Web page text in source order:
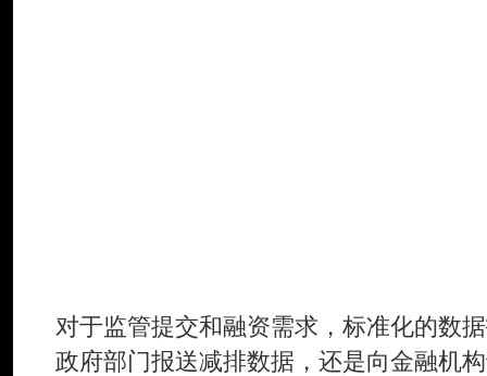
对于监管提交和融资需求，标准化的数
政府部门报送减排数据，还是向金融机